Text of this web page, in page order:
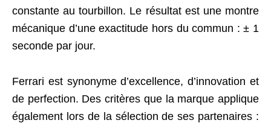
constante au tourbillon. Le résultat est une montre
mécanique d’une exactitude hors du commun : ± 1
seconde par jour.
Ferrari est synonyme d’excellence, d’innovation et
de perfection. Des critères que la marque applique
également lors de la sélection de ses partenaires :